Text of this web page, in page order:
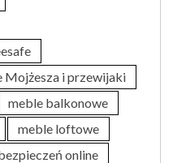
Mojżesza i przewijaki
meble balkonowe
meble loftowe
online